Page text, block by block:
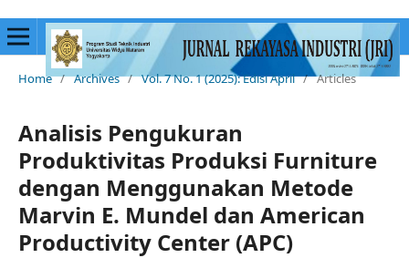
Home / Archives / Vol. 7 No. 1 (2025): Edisi April / Articles
Analisis Pengukuran
Produktivitas Produksi Furniture
dengan Menggunakan Metode
Marvin E. Mundel dan American
Productivity Center (APC)